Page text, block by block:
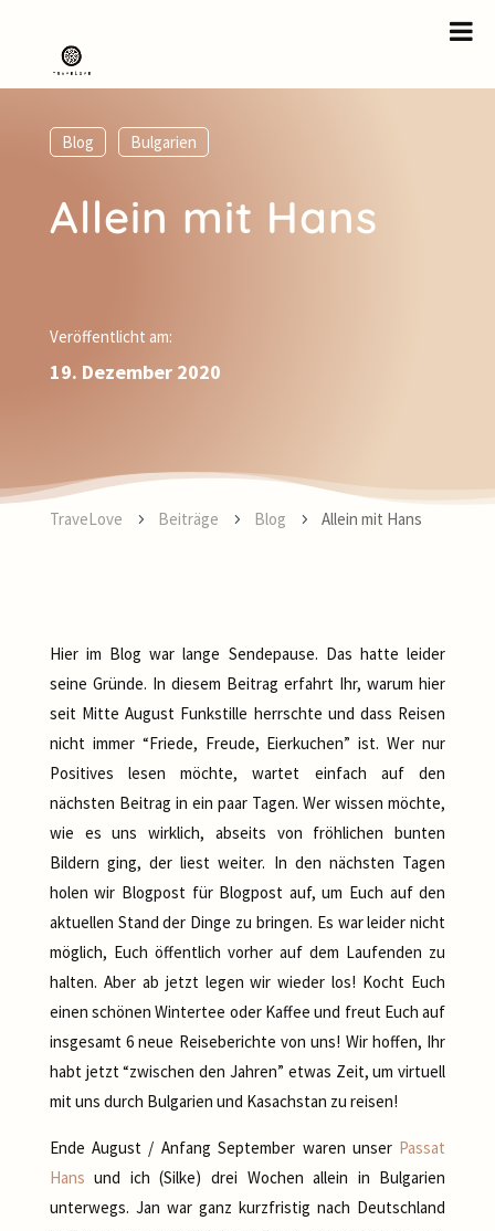
Blog Bulgarien
Allein mit Hans
Veröffentlicht am:
19. Dezember 2020
TraveLove 5 Beiträge 5 Blog 5 Allein mit Hans
Hier im Blog war lange Sendepause. Das hatte leider
seine Gründe. In diesem Beitrag erfahrt Ihr, warum hier
seit Mitte August Funkstille herrschte und dass Reisen
nicht immer “Friede, Freude, Eierkuchen” ist. Wer nur
Positives lesen möchte, wartet einfach auf den
nächsten Beitrag in ein paar Tagen. Wer wissen möchte,
wie es uns wirklich, abseits von fröhlichen bunten
Bildern ging, der liest weiter. In den nächsten Tagen
holen wir Blogpost für Blogpost auf, um Euch auf den
aktuellen Stand der Dinge zu bringen. Es war leider nicht
möglich, Euch öffentlich vorher auf dem Laufenden zu
halten. Aber ab jetzt legen wir wieder los! Kocht Euch
einen schönen Wintertee oder Kaffee und freut Euch auf
insgesamt 6 neue Reiseberichte von uns! Wir hoffen, Ihr
habt jetzt “zwischen den Jahren” etwas Zeit, um virtuell
mit uns durch Bulgarien und Kasachstan zu reisen!
Ende August / Anfang September waren unser Passat
Hans und ich (Silke) drei Wochen allein in Bulgarien
unterwegs. Jan war ganz kurzfristig nach Deutschland